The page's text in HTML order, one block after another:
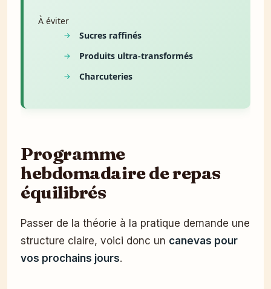
À éviter
Sucres raffinés
Produits ultra-transformés
Charcuteries
Programme
hebdomadaire de repas
équilibrés
Passer de la théorie à la pratique demande une
structure claire, voici donc un canevas pour
vos prochains jours.